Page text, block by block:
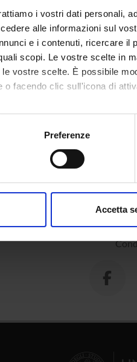
i vostri dati personali,
alle informazioni sul
e i contenuti, ricercare
scopi. Le vostre scelte in
vostre scelte. È possibile
o facendo clic sull'icona di
anche:
sulla tua posizione
in qualsiasi momento
e social media, i quali
Preferenze
Accetta